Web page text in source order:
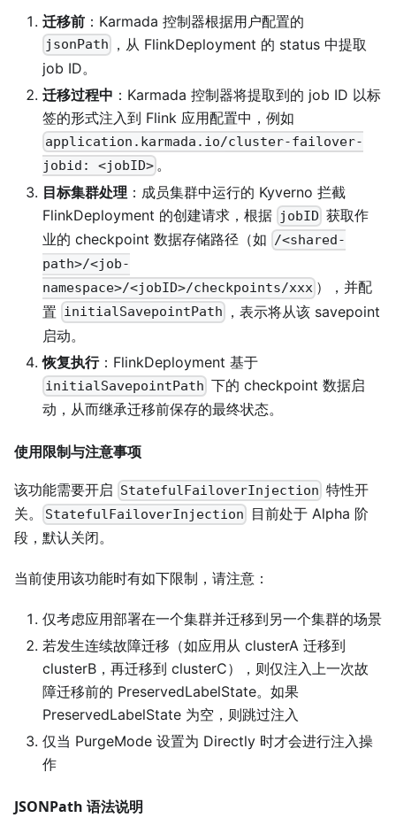
迁移前 ：Karmada 控制器根据用户配置的
jsonPath
，从 FlinkDeployment 的 status 中提取
job ID。
迁移过程中 ：Karmada 控制器将提取到的 job ID 以标
签的形式注入到 Flink 应用配置中，例如
application.karmada.io/cluster-failover-
jobid: <jobID> 。
目标集群处理 ：成员集群中运行的 Kyverno 拦截
FlinkDeployment 的创建请求，根据 jobID 获取作
业的 checkpoint 数据存储路径（如 /<shared-
path>/<job-
namespace>/<jobID>/checkpoints/xxx ），并配
置 initialSavepointPath
，表示将从该 savepoint
启动。
恢复执行：FlinkDeployment 基于
initialSavepointPath 下的 checkpoint 数据启
动，从而继承迁移前保存的最终状态。
使用限制与注意事项
该功能需要开启 StatefulFailoverInjection 特性开
关。
StatefulFailoverInjection
目前处于 Alpha 阶
段，默认关闭。
当前使用该功能时有如下限制，请注意：
仅考虑应用部署在一个集群并迁移到另一个集群的场景
若发生连续故障迁移（如应用从 clusterA 迁移到
clusterB，再迁移到 clusterC），则仅注入上一次故
障迁移前的 PreservedLabelState。如果
PreservedLabelState 为空，则跳过注入
仅当 PurgeMode 设置为 Directly 时才会进行注入操
作
JSONPath 语法说明